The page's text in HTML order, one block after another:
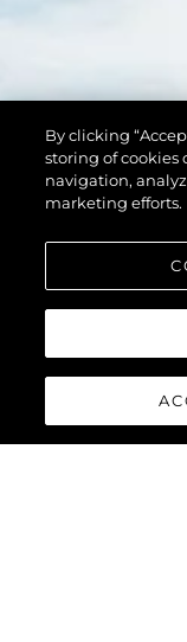
By clicking
storing of cookies
navigation,
marketing efforts.